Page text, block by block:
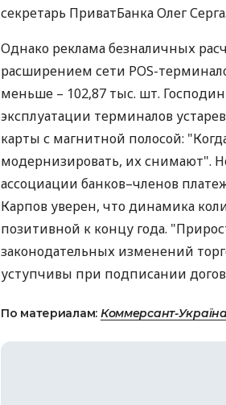
секретарь ПриватБанка Олег Серга.
Однако реклама безналичных
расширением сети POS-
меньше – 102,87 тыс. шт.
эксплуатации терминалов
карты с магнитной полосой:
модернизировать, их снимают".
ассоциации банков–членов
Карпов уверен, что динамика
позитивной к концу года.
законодательных изменений
уступчивы при подписании
По материалам: Коммерсант-